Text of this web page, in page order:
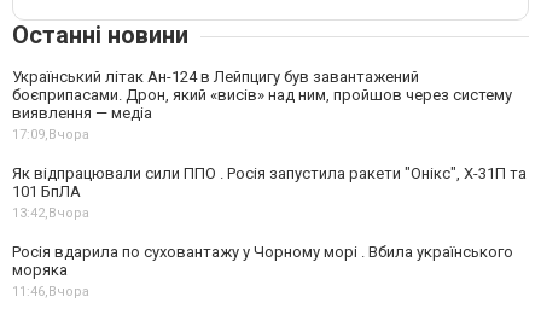
Останні новини
Український літак Ан-124 в Лейпцигу був завантажений
боєприпасами. Дрон, який «висів» над ним, пройшов через систему
виявлення — медіа
17:09,Вчора
Як відпрацювали сили ППО . Росія запустила ракети "Онікс", Х-31П та
101 БпЛА
13:42,Вчора
Росія вдарила по суховантажу у Чорному морі . Вбила українського
моряка
11:46,Вчора